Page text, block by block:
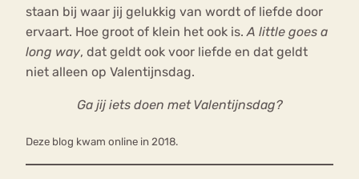
staan bij waar jij gelukkig van wordt of liefde door
ervaart. Hoe groot of klein het ook is.A little goes a
long way, dat geldt ook voor liefde en dat geldt
niet alleen op Valentijnsdag.
Ga jij iets doen met Valentijnsdag?
Deze blog kwam online in 2018.